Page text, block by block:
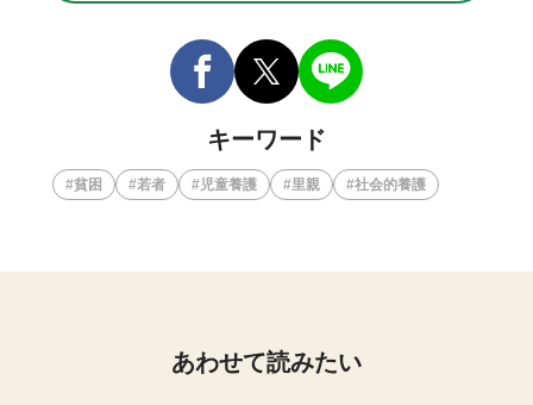
キーワード
貧困 若者 児童養護 里親 社会的養護
あわせて読みたい